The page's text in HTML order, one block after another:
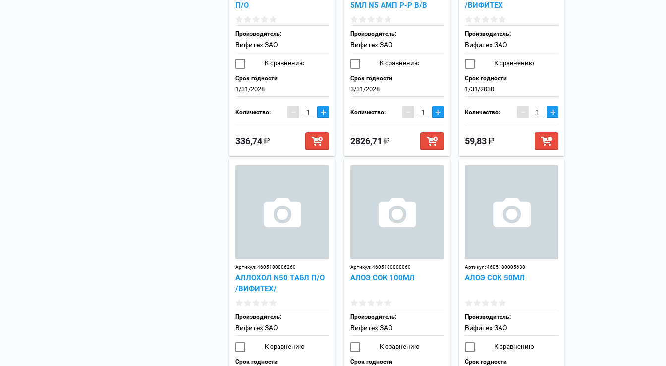
П/О
Производитель:
Вифитех ЗАО
К сравнению
Срок годности
1/31/2028
Количество: − +
336,74
5МЛ N5 АМП Р-Р В/В
Производитель:
Вифитех ЗАО
К сравнению
Срок годности
3/31/2028
Количество: − +
2826,71
/ВИФИТЕХ
Производитель:
Вифитех ЗАО
К сравнению
Срок годности
1/31/2030
Количество: − +
59,83
Артикул:4605180006260
АЛЛОХОЛ N50 ТАБЛ П/О
/ВИФИТЕХ/
Производитель:
Вифитех ЗАО
К сравнению
Срок годности
Артикул:4605180000060
АЛОЭ СОК 100МЛ
Производитель:
Вифитех ЗАО
К сравнению
Срок годности
Артикул:4605180005638
АЛОЭ СОК 50МЛ
Производитель:
Вифитех ЗАО
К сравнению
Срок годности